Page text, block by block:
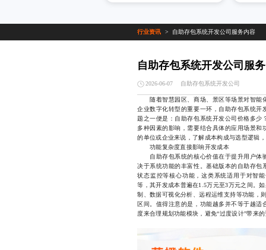
行业资讯 > 自助存包系统开发公司服务内容
自助存包系统开发公司服
2026-06-07 自助存包系统开发公司
随着智慧园区、商场、景区等场景对智能
企业数字化转型的重要一环，自助存包系统
题之一便是：自助存包系统开发公司价格多
多种因素的影响，需要结合具体的应用场景
的单位或企业来说，了解成本构成与选型逻辑
功能复杂度直接影响开发成本
自助存包系统的核心价值在于提升用户体
决于系统功能的丰富性。基础版本的自助存
状态监控等核心功能，这类系统适用于对智
等，其开发成本普遍在1.5万元至3万元之间。
制、数据可视化分析、远程运维支持等功能，
区间。值得注意的是，功能越多并不等于越
度来合理规划功能模块，避免“过度设计”带来